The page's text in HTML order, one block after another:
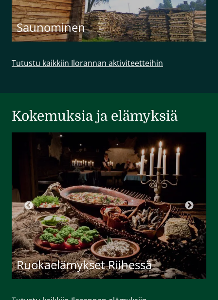
Saunominen
Tutustu kaikkiin Ilorannan aktiviteetteihin
Kokemuksia ja elämyksiä
Ruokaelämykset Riihessä